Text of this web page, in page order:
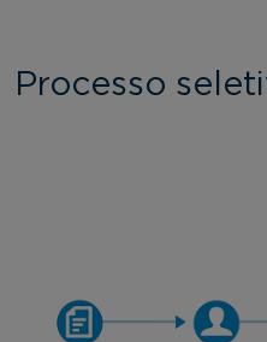
Processo